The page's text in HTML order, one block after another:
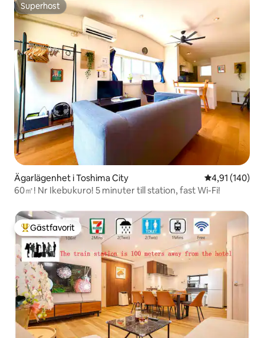
Superhost
Superhost
Ägarlägenhet i Toshima City 4,91 av 5 i
4,91 (140)
60㎡! Nr Ikebukuro! 5 minuter till station, fast Wi-Fi!
Populär gästfavorit
Gästfavorit